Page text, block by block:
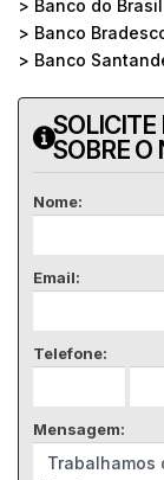
> Banco do Brasil
> Banco
> Banco
SOBRE O
Nome:
Email:
Telefone:
Mensagem: